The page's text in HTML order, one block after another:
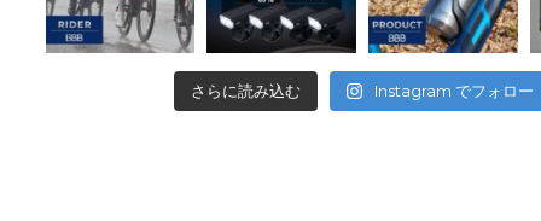
さらに読み込む Instagram でフォロー